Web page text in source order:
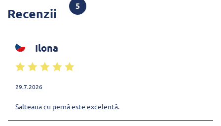
Recenzii 5
Ilona
29.7.2026
Salteaua cu pernă este excelentă.